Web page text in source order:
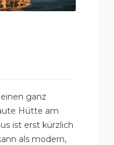
ganz
Hütte am
ist erst kürzlich
als modern,